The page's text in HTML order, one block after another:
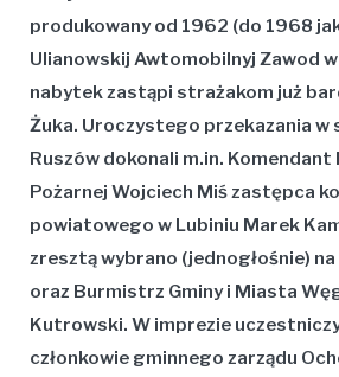
produkowany od 1962 (do 1968
Ulianowskij Awtomobilnyj Zawod
nabytek zastąpi strażakom już
Żuka. Uroczystego przekazania w
Ruszów dokonali m.in.
Pożarnej Wojciech Miś zastępca
powiatowego w Lubiniu Marek
zresztą wybrano (jednogłośnie)
oraz Burmistrz Gminy i Miasta
Kutrowski. W imprezie
członkowie gminnego zarządu